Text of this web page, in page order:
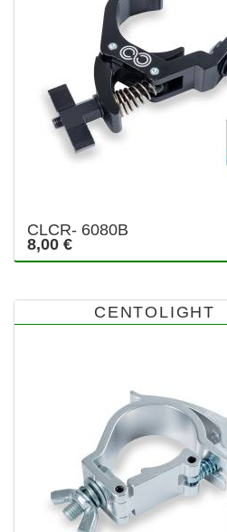
CLCR- 6080B
8,00 €
CENTOLIGHT